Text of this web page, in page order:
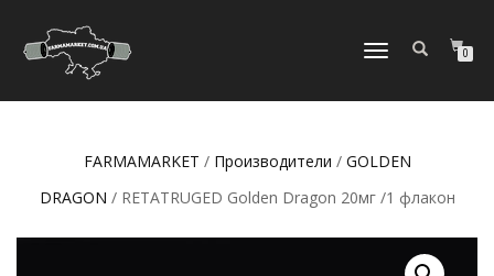
ПЕРЕКЛЮЧИТЬ
0
FARMAMARKET / Производители / GOLDEN
DRAGON / RETATRUGED Golden Dragon 20мг /1 флакон